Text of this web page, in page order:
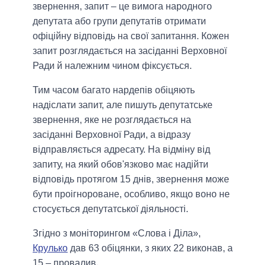
звернення, запит – це вимога народного
депутата або групи депутатів отримати
офіційну відповідь на свої запитання. Кожен
запит розглядається на засіданні Верховної
Ради й належним чином фіксується.
Тим часом багато нардепів обіцяють
надіслати запит, але пишуть депутатське
звернення, яке не розглядається на
засіданні Верховної Ради, а відразу
відправляється адресату. На відміну від
запиту, на який обов'язково має надійти
відповідь протягом 15 днів, звернення може
бути проігнороване, особливо, якщо воно не
стосується депутатської діяльності.
Згідно з моніторингом «Слова і Діла»,
Крулько дав 63 обіцянки, з яких 22 виконав, а
15 – провалив.